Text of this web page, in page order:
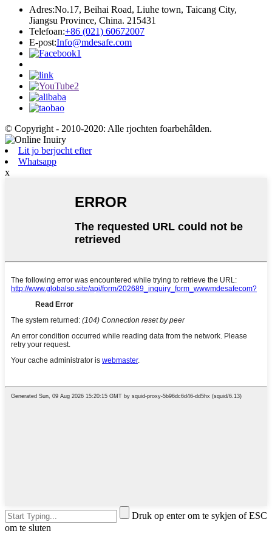
Adres:No.17, Beihai Road, Liuhe town, Taicang City,
Jiangsu Province, China. 215431
Telefoan:+86 (021) 60672007
E-post:Info@mdesafe.com
© Copyright - 2010-2020: Alle rjochten foarbehâlden.
Lit jo berjocht efter
Whatsapp
x
Druk op enter om te sykjen of ESC
om te sluten